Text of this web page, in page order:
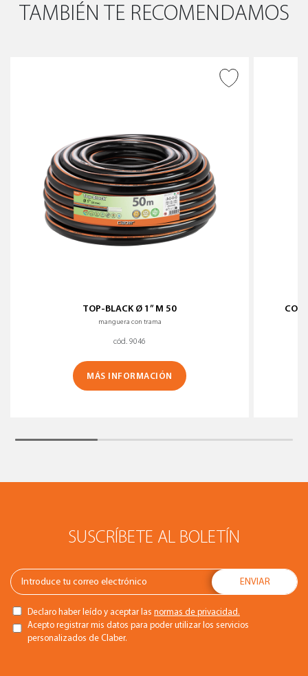
TAMBIÉN TE RECOMENDAMOS
TOP-BLACK Ø 1” M 50
manguera con trama
cód. 9046
MÁS INFORMACIÓN
SUSCRÍBETE AL BOLETÍN
Declaro haber leído y aceptar las normas de privacidad.
Acepto registrar mis datos para poder utilizar los servicios
personalizados de Claber.